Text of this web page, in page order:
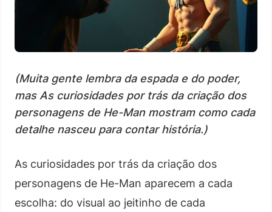
(Muita gente lembra da espada e do poder,
mas As curiosidades por trás da criação dos
personagens de He-Man mostram como cada
detalhe nasceu para contar história.)
As curiosidades por trás da criação dos
personagens de He-Man aparecem a cada
escolha: do visual ao jeitinho de cada